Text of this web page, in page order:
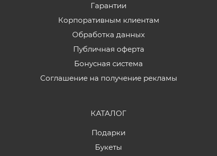
Гарантии
Корпоративным клиентам
Обработка данных
Публичная оферта
Бонусная система
Соглашение на получение рекламы
КАТАЛОГ
Подарки
Букеты